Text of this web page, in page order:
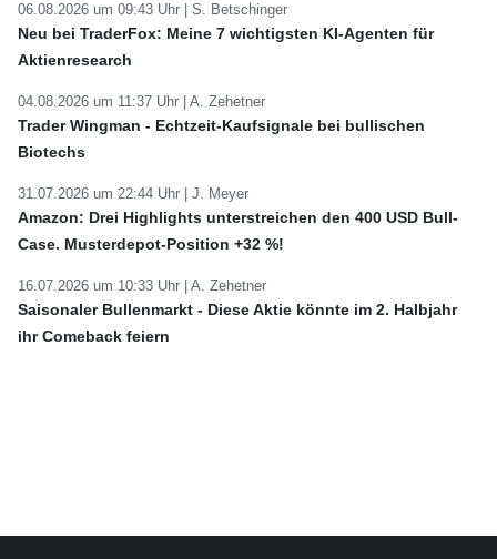
06.08.2026 um 09:43 Uhr | S. Betschinger
Neu bei TraderFox: Meine 7 wichtigsten KI-Agenten für
Aktienresearch
04.08.2026 um 11:37 Uhr | A. Zehetner
Trader Wingman - Echtzeit-Kaufsignale bei bullischen
Biotechs
31.07.2026 um 22:44 Uhr | J. Meyer
Amazon: Drei Highlights unterstreichen den 400 USD Bull-
Case. Musterdepot-Position +32 %!
16.07.2026 um 10:33 Uhr | A. Zehetner
Saisonaler Bullenmarkt - Diese Aktie könnte im 2. Halbjahr
ihr Comeback feiern